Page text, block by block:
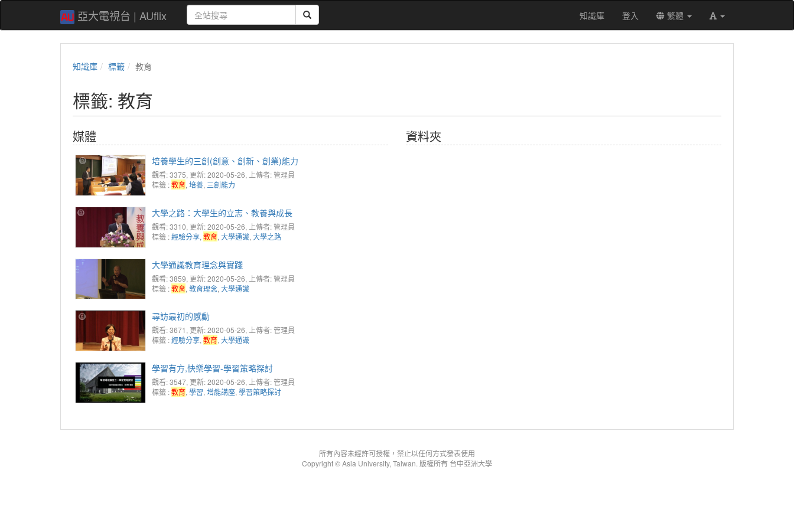
亞大電視台 | AUflix 知識庫 登入 繁體
知識庫 標籤 教育
標籤: 教育
媒體
培養學生的三創(創意、創新、創業)能力
觀看: 3375, 更新: 2020-05-26, 上傳者: 管理員
標籤 :教育, 培養, 三創能力
大學之路：大學生的立志、教養與成長
觀看: 3310, 更新: 2020-05-26, 上傳者: 管理員
標籤 :經驗分享, 教育, 大學通識, 大學之路
大學通識教育理念與實踐
觀看: 3859, 更新: 2020-05-26, 上傳者: 管理員
標籤 :教育, 教育理念, 大學通識
尋訪最初的感動
觀看: 3671 , 更新: 2020-05-26, 上傳者: 管理員
標籤 :經驗分享, 教育, 大學通識
學習有方,快樂學習-學習策略探討
觀看: 3547, 更新: 2020-05-26, 上傳者: 管理員
標籤 :教育, 學習, 增能講座, 學習策略探討
資料夾
所有內容未經許可授權，禁止以任何方式發表使用
Copyright © Asia University, Taiwan. 版權所有 台中亞洲大學